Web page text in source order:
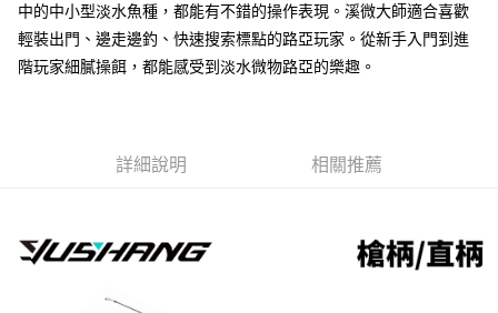
中的中小型淡水魚種，都能有不錯的操作表現。溪微大師適合喜歡
輕裝出門、邊走邊釣、快速搜索標點的路亞玩家。從新手入門到進
階玩家細膩操餌，都能感受到淡水微物路亞的樂趣。
詳細說明 相關推薦